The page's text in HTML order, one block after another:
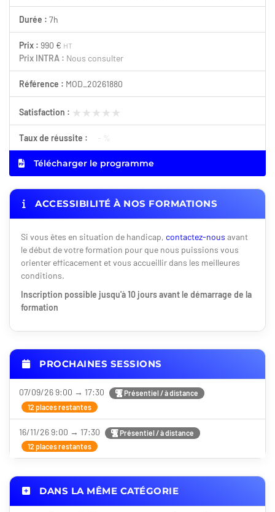
Durée : 7h
Prix : 990 € HT
Prix INTRA : Nous consulter
Référence : MOD_20261880
Satisfaction : ★★★★★
★★★★★
Taux de réussite : - %
Télécharger le programme
ACCESSIBILITÉ À NOS FORMATIONS
Si vous êtes en situation de handicap, contactez-nous avant
le début de votre formation pour que nous puissions vous
orienter efficacement et vous accueillir dans les meilleures
conditions.
Inscription possible jusqu'à 10 jours avant le démarrage de la
formation
PROCHAINES SESSIONS
07/09/26 9:00 → 17:30
Présentiel / à distance
12 places restantes
16/11/26 9:00 → 17:30
Présentiel / à distance
12 places restantes
DANS LA MÊME CATÉGORIE